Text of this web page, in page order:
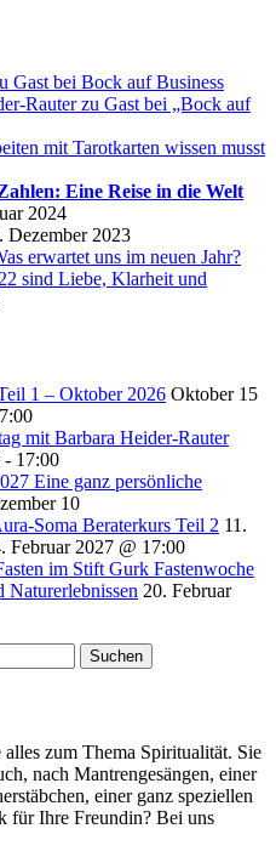
Rauter zu Gast bei „Bock auf
mit Tarotkarten wissen musst
Eine Reise in die Welt
2024
Dezember 2023
erwartet uns im neuen Jahr?
sind Liebe, Klarheit und
1 – Oktober 2026 Oktober 15
mit Barbara Heider-Rauter
- 17:00
Eine ganz persönliche
10
Soma Beraterkurs Teil 2 11.
Februar 2027 @ 17:00
Fastenwoche
20. Februar
zum Thema Spiritualität. Sie
nach Mantrengesängen, einer
einer ganz speziellen
für Ihre Freundin? Bei uns